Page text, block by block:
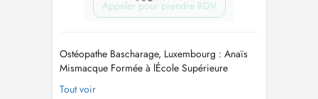
Appeler pour prendre RDV
Ostéopathe Bascharage, Luxembourg : Anaïs
Mismacque Formée à lÉcole Supérieure
dOstéopathie (ESO Suposteo) de Paris sur une
période intensive de 5 ans, Anaïs Mismacque
Tout voir